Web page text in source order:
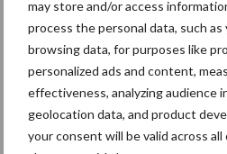
may store and/or access
process the personal data, such as
browsing data, for purposes like
personalized ads and content,
effectiveness, analyzing audience
geolocation data, and product
your consent will be valid across all
In vakbladde Loonwerker, editie
volledige artikel over de Zuidberg
Seppe Deckx